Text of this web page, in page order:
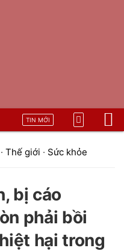
TIN MỚI
· Thế giới · Sức khỏe
bị cáo
phải bồi
hại trong